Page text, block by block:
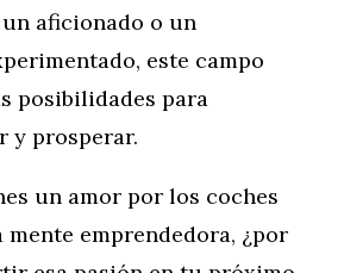
un aficionado o un
este campo
posibilidades para
y prosperar.
un amor por los coches
mente emprendedora, ¿por